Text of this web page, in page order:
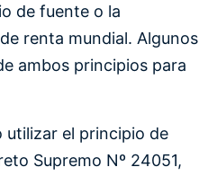
de fuente o la
renta mundial. Algunos
ambos principios para
utilizar el principio de
Supremo Nº 24051,